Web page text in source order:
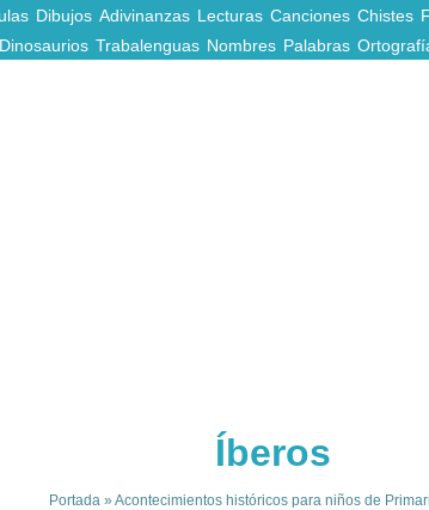
Dibujos Adivinanzas Lecturas Canciones Chistes
Dinosaurios Trabalenguas Nombres Palabras
Íberos
Portada » Acontecimientos históricos para niños de